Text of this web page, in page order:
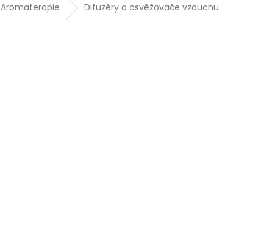
Aromaterapie Difuzéry a osvěžovače vzduchu